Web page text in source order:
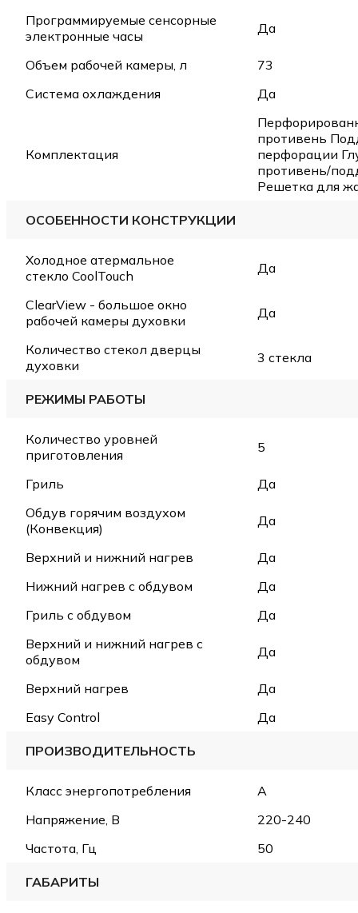
Программируемые сенсорные
электронные часы
Да
Объем рабочей камеры, л
73
Система охлаждения
Да
Комплектация
противень
перфорации
противень/
Решетка для
ОСОБЕННОСТИ КОНСТРУКЦИИ
Холодное атермальное
стекло CoolTouch
Да
ClearView - большое окно
рабочей камеры духовки
Да
Количество стекол дверцы
духовки
3 стекла
РЕЖИМЫ РАБОТЫ
Количество уровней
приготовления
5
Гриль
Да
Обдув горячим воздухом
(Конвекция)
Да
Верхний и нижний нагрев
Да
Нижний нагрев с обдувом
Да
Гриль с обдувом
Да
Верхний и нижний нагрев с
обдувом
Да
Верхний нагрев
Да
Easy Control
Да
ПРОИЗВОДИТЕЛЬНОСТЬ
Класс энергопотребления
A
Напряжение, В
220-240
Частота, Гц
50
ГАБАРИТЫ